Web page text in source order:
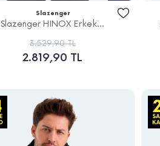
Slazenger
Slazenger HINOX Erkek...
3.529,90 TL
2.819,90 TL